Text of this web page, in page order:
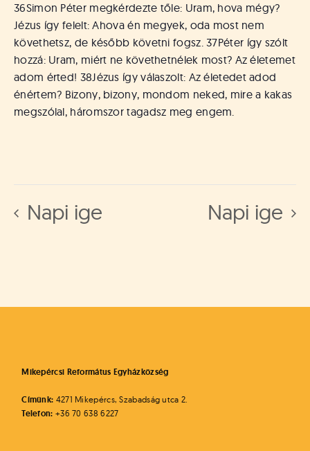
36Simon Péter megkérdezte tőle: Uram, hova mégy?
Jézus így felelt: Ahova én megyek, oda most nem
követhetsz, de később követni fogsz. 37Péter így szólt
hozzá: Uram, miért ne követhetnélek most? Az életemet
adom érted! 38Jézus így válaszolt: Az életedet adod
énértem? Bizony, bizony, mondom neked, mire a kakas
megszólal, háromszor tagadsz meg engem.
Napi ige Napi ige
Mikepércsi Református Egyházközség
Címünk: 4271 Mikepércs, Szabadság utca 2.
Telefon: +36 70 638 6227